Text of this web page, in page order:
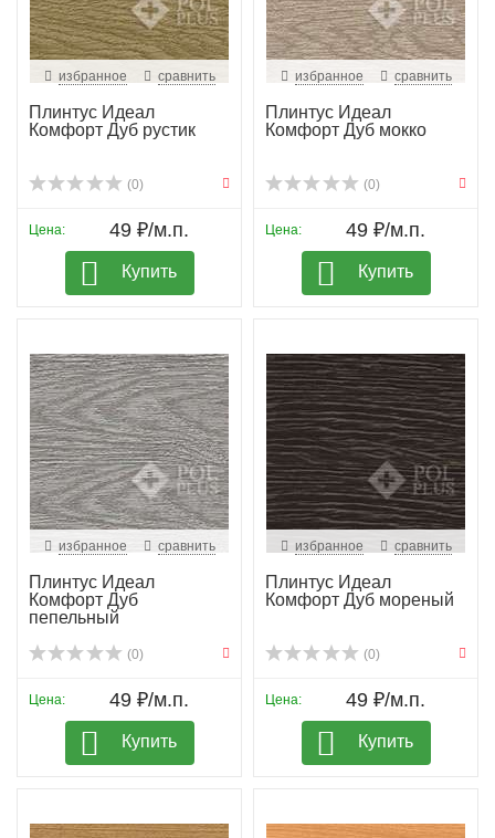
избранное сравнить
Плинтус Идеал
Комфорт Дуб рустик
(0)
Цена: 49 ₽/м.п.
Купить
избранное сравнить
Плинтус Идеал
Комфорт Дуб мокко
(0)
Цена: 49 ₽/м.п.
Купить
избранное сравнить
Плинтус Идеал
Комфорт Дуб
пепельный
(0)
Цена: 49 ₽/м.п.
Купить
избранное сравнить
Плинтус Идеал
Комфорт Дуб мореный
(0)
Цена: 49 ₽/м.п.
Купить